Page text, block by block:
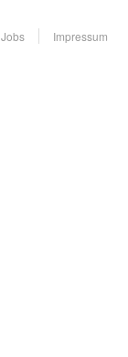
Jobs
Impressum